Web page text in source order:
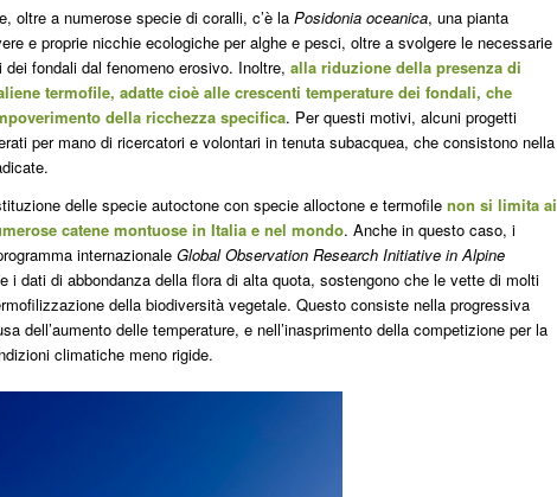
oltre a numerose specie di coralli, c’è la Posidonia oceanica, una pianta
e proprie nicchie ecologiche per alghe e pesci, oltre a svolgere le necessarie
fondali dal fenomeno erosivo. Inoltre, alla riduzione della presenza di
termofile, adatte cioè alle crescenti temperature dei fondali, che
della ricchezza specifica. Per questi motivi, alcuni progetti
per mano di ricercatori e volontari in tenuta subacquea, che consistono nella
delle specie autoctone con specie alloctone e termofile non si limita ai
catene montuose in Italia e nel mondo. Anche in questo caso, i
internazionale Global Observation Research Initiative in Alpine
i dati di abbondanza della flora di alta quota, sostengono che le vette di molti
della biodiversità vegetale. Questo consiste nella progressiva
dell’aumento delle temperature, e nell’inasprimento della competizione per la
climatiche meno rigide.